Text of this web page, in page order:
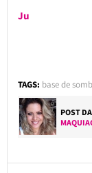
Ju
TAGS: base de
POST